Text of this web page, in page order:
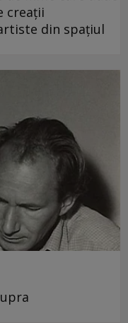
creații
din spațiul